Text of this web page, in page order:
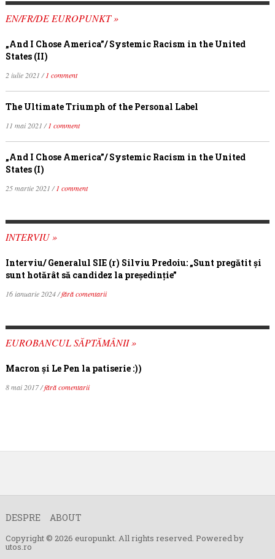
EN/FR/DE EUROPUNKT »
„And I Chose America”/ Systemic Racism in the United
States (II)
2 iulie 2021 /1 comment
The Ultimate Triumph of the Personal Label
11 mai 2021 /1 comment
„And I Chose America”/ Systemic Racism in the United
States (I)
25 martie 2021 /1 comment
INTERVIU »
Interviu/ Generalul SIE (r) Silviu Predoiu: „Sunt pregătit și
sunt hotărât să candidez la președinție”
16 ianuarie 2024 /fără comentarii
EUROBANCUL SĂPTĂMÂNII »
Macron şi Le Pen la patiserie :))
8 mai 2017 /fără comentarii
DESPRE ABOUT
Copyright © 2026 europunkt. All rights reserved. Powered by
utos.ro